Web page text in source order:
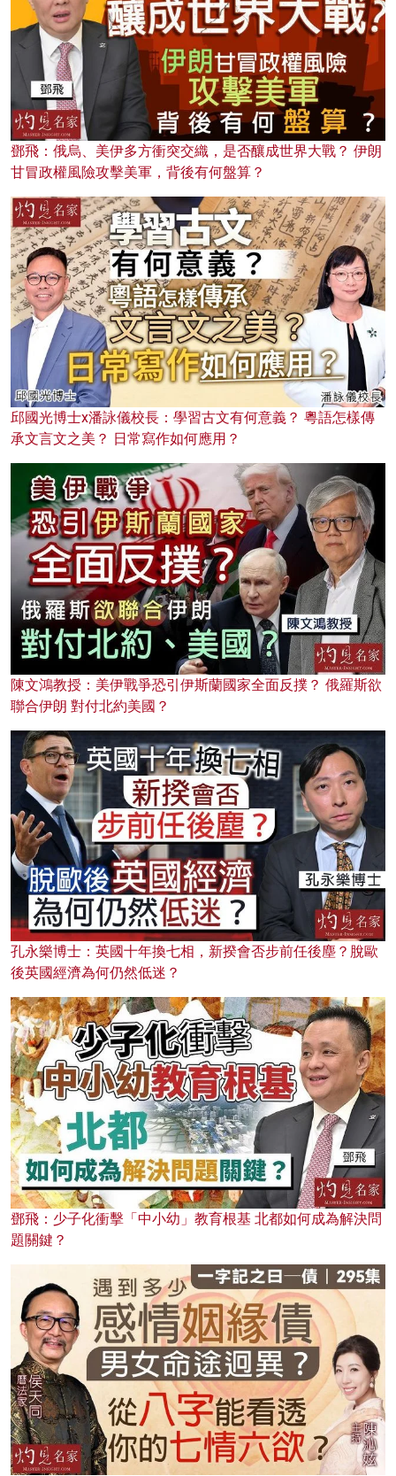
鄧飛：俄烏、美伊多方衝突交織，是否釀成世界大戰？ 伊朗
甘冒政權風險攻擊美軍，背後有何盤算？
邱國光博士x潘詠儀校長：學習古文有何意義？ 粵語怎樣傳
承文言文之美？ 日常寫作如何應用？
陳文鴻教授：美伊戰爭恐引伊斯蘭國家全面反撲？ 俄羅斯欲
聯合伊朗 對付北約美國？
孔永樂博士：英國十年換七相，新揆會否步前任後塵？脫歐
後英國經濟為何仍然低迷？
鄧飛：少子化衝擊「中小幼」教育根基 北都如何成為解決問
題關鍵？